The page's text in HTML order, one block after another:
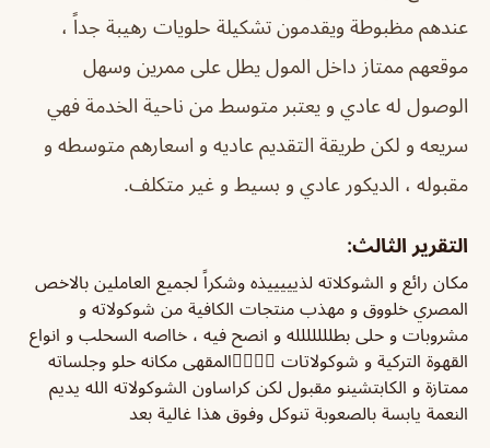
عندهم مظبوطة ويقدمون تشكيلة حلويات رهيبة جداً ،
موقعهم ممتاز داخل المول يطل على ممرين وسهل
الوصول له عادي و يعتبر متوسط من ناحية الخدمة فهي
سريعه و لكن طريقة التقديم عاديه و اسعارهم متوسطه و
مقبوله ، الديكور عادي و بسيط و غير متكلف.
التقرير الثالث:
مكان رائع و الشوكلاته لذيييييذه وشكراً لجميع العاملين بالاخص
المصري خلووق و مهذب منتجات الكافية من شوكولاته و
مشروبات و حلى بطللللللله و انصح فيه ، خااصه السحلب و انواع
القهوة التركية و شوكولاتات 👌🏼✨✨المقهى مكانه حلو وجلساته
ممتازة و الكابتشينو مقبول لكن كراساون الشوكولاته الله يديم
النعمة يابسة بالصعوبة تنوكل وفوق هذا غالية بعد